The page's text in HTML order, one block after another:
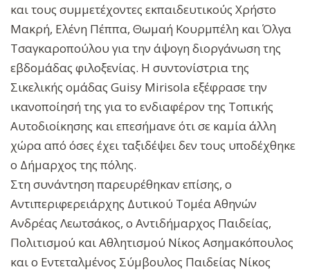
και τους συμμετέχοντες εκπαιδευτικούς Χρήστο
Μακρή, Ελένη Πέππα, Θωμαή Κουρμπέλη και Όλγα
Τσαγκαροπούλου για την άψογη διοργάνωση της
εβδομάδας φιλοξενίας. Η συντονίστρια της
Σικελικής ομάδας Guisy Mirisola εξέφρασε την
ικανοποίησή της για το ενδιαφέρον της Τοπικής
Αυτοδιοίκησης και επεσήμανε ότι σε καμία άλλη
χώρα από όσες έχει ταξιδέψει δεν τους υποδέχθηκε
ο Δήμαρχος της πόλης.
Στη συνάντηση παρευρέθηκαν επίσης, ο
Αντιπεριφερειάρχης Δυτικού Τομέα Αθηνών
Ανδρέας Λεωτσάκος, ο Αντιδήμαρχος Παιδείας,
Πολιτισμού και Αθλητισμού Νίκος Ασημακόπουλος
και ο Εντεταλμένος Σύμβουλος Παιδείας Νίκος